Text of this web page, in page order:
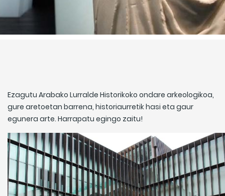
Ezagutu Arabako Lurralde Historikoko ondare arkeologikoa,
gure aretoetan barrena, historiaurretik hasi eta gaur
egunera arte. Harrapatu egingo zaitu!